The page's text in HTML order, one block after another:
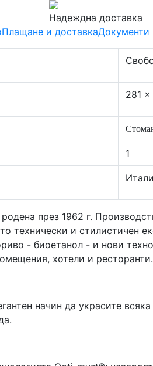
Надеждна доставка
Плащане и доставкаДокументи
281
1
родена през 1962 г.
технически и стилистичен
- биоетанол - и нови
хотели и ресторанти.
начин да украсите